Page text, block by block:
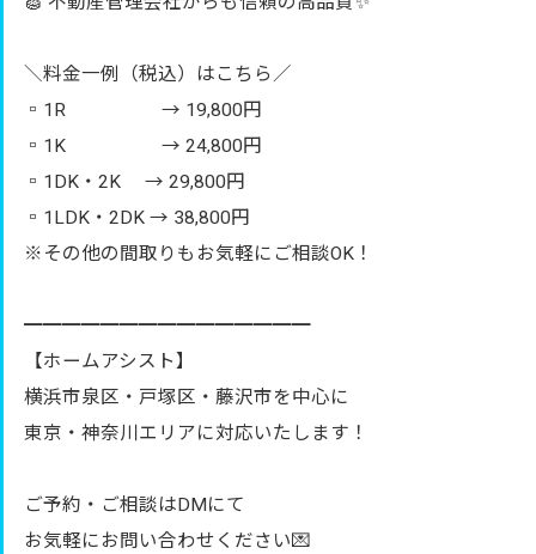
＼料金一例（税込）はこちら／
▫️1R → 19,800円
▫️1K → 24,800円
▫️1DK・2K → 29,800円
▫️1LDK・2DK → 38,800円
※その他の間取りもお気軽にご相談OK！
━━━━━━━━━━━━━━━
【ホームアシスト】
横浜市泉区・戸塚区・藤沢市を中心に
東京・神奈川エリアに対応いたします！
ご予約・ご相談はDMにて
お気軽にお問い合わせください💌